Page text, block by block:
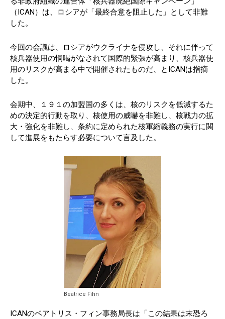
（ICAN）は、ロシアが「最終合意を阻止した」として非難
した。
今回の会議は、ロシアがウクライナを侵攻し、それに伴って
核兵器使用の恫喝がなされて国際的緊張が高まり、核兵器使
用のリスクが高まる中で開催されたものだ、とICANは指摘
した。
会期中、１９１の加盟国の多くは、核のリスクを低減するた
めの決定的行動を取り、核使用の威嚇を非難し、核戦力の拡
大・強化を非難し、条約に定められた核軍縮義務の実行に関
して進展をもたらす必要について言及した。
Beatrice Fihn
ICANのベアトリス・フィン事務局長は「この結果は末恐ろ